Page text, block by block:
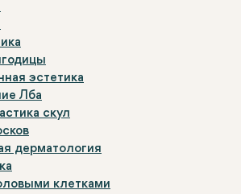
эстетика
Лба
скул
дерматология
клетками